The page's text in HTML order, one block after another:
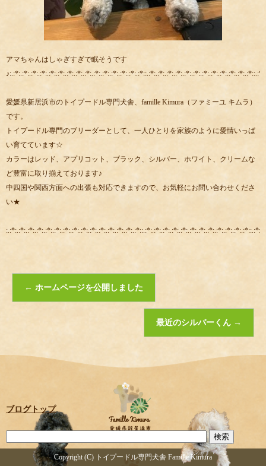
アマちゃんはしゃぎすぎで眠そうです
愛媛県新居浜市のトイプードル専門犬舎、famille Kimura（ファミーユ キムラ）
です。
トイプードル専門のブリーダーとして、一人ひとりを家族のように愛情いっぱ
い育てています☆
カラーはレッド、アプリコット、ブラック、シルバー、ホワイト、クリームな
ど豊富に取り揃えております♪
中四国や関西方面への出張も対応できますので、お気軽にお問い合わせくださ
い★
← ホームページを公開しました
最近のシルバーくん →
Copyright (C) トイプードル専門犬舎 Famille Kimura
ブログトップ